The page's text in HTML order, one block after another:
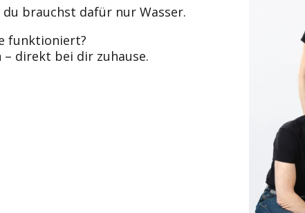
brauchst dafür nur Wasser.
funktioniert?
direkt bei dir zuhause.